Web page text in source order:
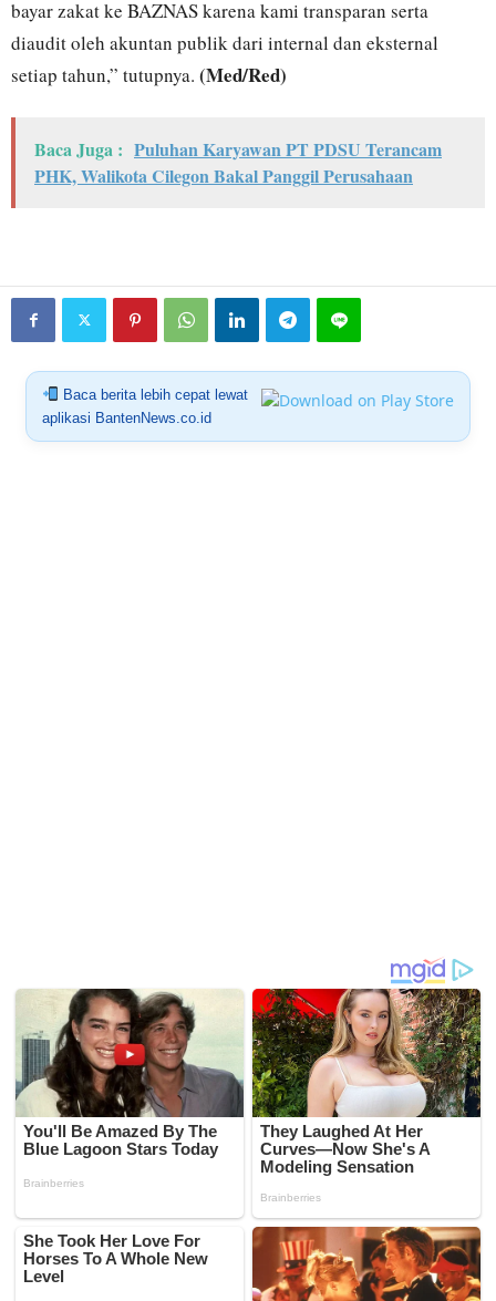
bayar zakat ke BAZNAS karena kami transparan serta
diaudit oleh akuntan publik dari internal dan eksternal
setiap tahun,” tutupnya. (Med/Red)
Baca Juga : Puluhan Karyawan PT PDSU Terancam
PHK, Walikota Cilegon Bakal Panggil Perusahaan
Baca berita lebih cepat lewat
aplikasi BantenNews.co.id